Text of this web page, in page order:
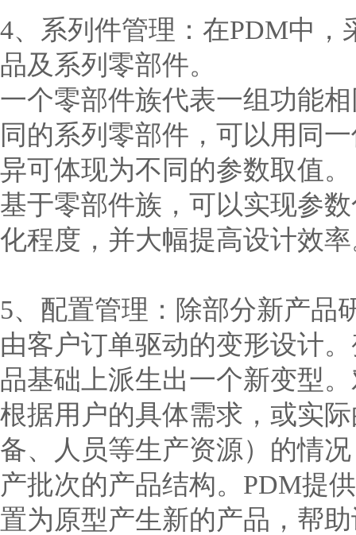
4、系列件管理：在PDM中
品及系列零部件。
一个零部件族代表一组功能
同的系列零部件，可以用同
异可体现为不同的参数取值。
基于零部件族，可以实现参
化程度，并大幅提高设计效
5、配置管理：除部分新产品
由客户订单驱动的变形设计
品基础上派生出一个新变型
根据用户的具体需求，或实
备、人员等生产资源）的情
产批次的产品结构。PDM提
置为原型产生新的产品，帮